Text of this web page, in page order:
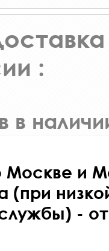
:
в
Москве и
(при
-